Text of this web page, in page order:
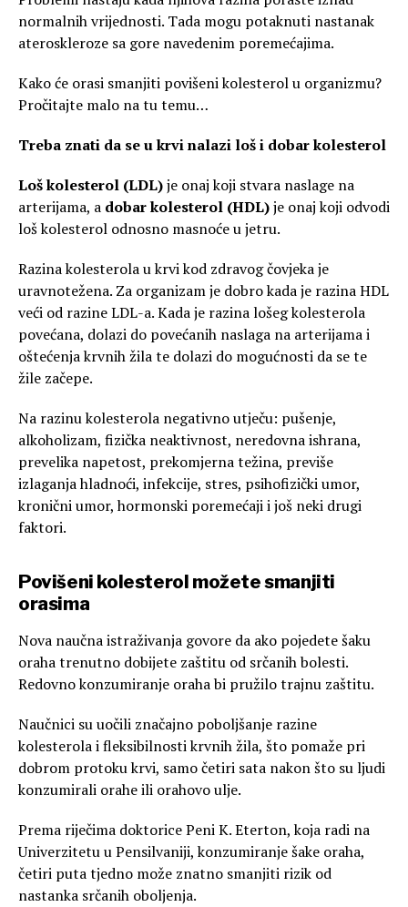
normalnih vrijednosti. Tada mogu potaknuti nastanak
ateroskleroze sa gore navedenim poremećajima.
Kako će orasi smanjiti povišeni kolesterol u organizmu?
Pročitajte malo na tu temu…
Treba znati da se u krvi nalazi loš i dobar kolesterol
Loš kolesterol (LDL)je onaj koji stvara naslage na
arterijama, a dobar kolesterol (HDL)je onaj koji odvodi
loš kolesterol odnosno masnoće u jetru.
Razina kolesterola u krvi kod zdravog čovjeka je
uravnotežena. Za organizam je dobro kada je razina HDL
veći od razine LDL-a. Kada je razina lošeg kolesterola
povećana, dolazi do povećanih naslaga na arterijama i
oštećenja krvnih žila te dolazi do mogućnosti da se te
žile začepe.
Na razinu kolesterola negativno utječu: pušenje,
alkoholizam, fizička neaktivnost, neredovna ishrana,
prevelika napetost, prekomjerna težina, previše
izlaganja hladnoći, infekcije, stres, psihofizički umor,
kronični umor, hormonski poremećaji i još neki drugi
faktori.
Povišeni kolesterol možete smanjiti
orasima
Nova naučna istraživanja govore da ako pojedete šaku
oraha trenutno dobijete zaštitu od srčanih bolesti.
Redovno konzumiranje oraha bi pružilo trajnu zaštitu.
Naučnici su uočili značajno poboljšanje razine
kolesterola i fleksibilnosti krvnih žila, što pomaže pri
dobrom protoku krvi, samo četiri sata nakon što su ljudi
konzumirali orahe ili orahovo ulje.
Prema riječima doktorice Peni K. Eterton, koja radi na
Univerzitetu u Pensilvaniji, konzumiranje šake oraha,
četiri puta tjedno može znatno smanjiti rizik od
nastanka srčanih oboljenja.